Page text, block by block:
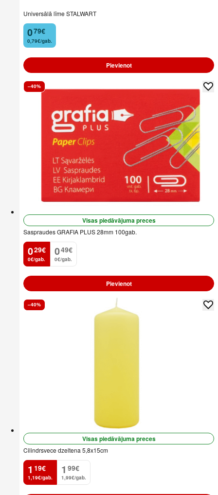
Universālā līme STALWART
0
. 79€
0,79€/gab.
Pievienot
–40%
Visas piedāvājuma preces
Saspraudes GRAFIA PLUS 28mm 100gab.
0
. 29€
0€/gab.
0
. 49€
0€/gab.
Pievienot
–40%
Visas piedāvājuma preces
Cilindrsvece dzeltena 5,8x15cm
1
. 19€
1,19€/gab.
1
. 99€
1,99€/gab.